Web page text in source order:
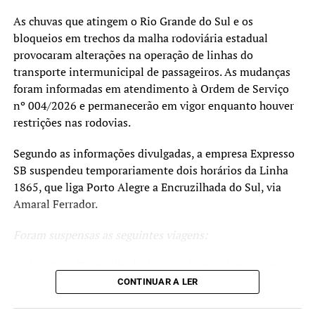
As chuvas que atingem o Rio Grande do Sul e os
bloqueios em trechos da malha rodoviária estadual
provocaram alterações na operação de linhas do
transporte intermunicipal de passageiros. As mudanças
foram informadas em atendimento à Ordem de Serviço
nº 004/2026 e permanecerão em vigor enquanto houver
restrições nas rodovias.
Segundo as informações divulgadas, a empresa Expresso
SB suspendeu temporariamente dois horários da Linha
1865, que liga Porto Alegre a Encruzilhada do Sul, via
Amaral Ferrador.
Foram suspensas as seguintes viagens:
saída às 5h, via Amaral Ferrador, Cristal e Camaquã;
CONTINUAR A LER